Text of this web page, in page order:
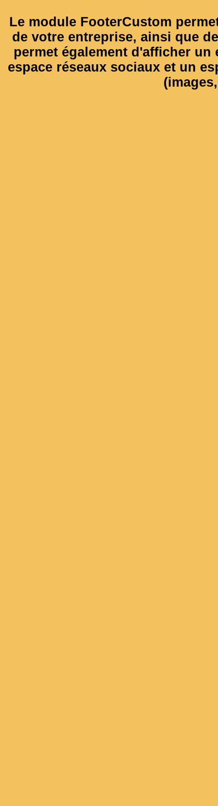
Le module FooterCustom
de votre entreprise, ainsi que
permet également d'afficher
espace réseaux sociaux et un